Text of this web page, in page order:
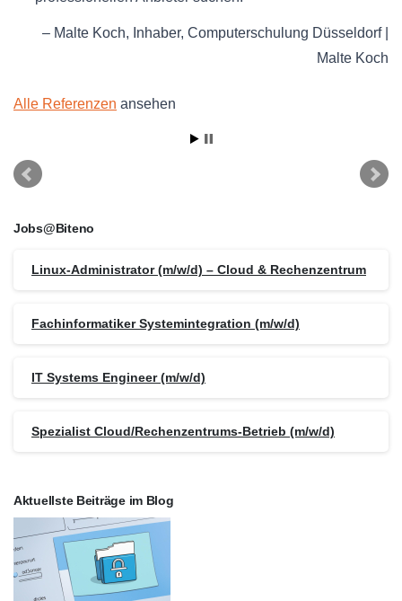
Malte Koch Inhaber Computerschulung Düsseldorf |
Malte Koch
Alle Referenzen ansehen
Jobs@Biteno
Linux-Administrator (m/w/d) – Cloud & Rechenzentrum
Fachinformatiker Systemintegration (m/w/d)
IT Systems Engineer (m/w/d)
Spezialist Cloud/Rechenzentrums-Betrieb (m/w/d)
Aktuellste Beiträge im Blog